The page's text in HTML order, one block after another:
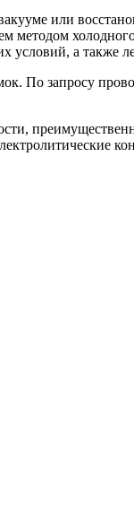
или
методом
условий, а также
По запросу